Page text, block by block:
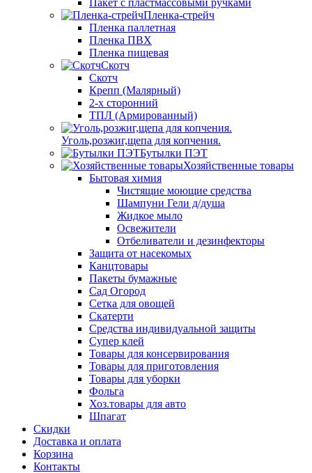
Пленка-стрейч
Пленка паллетная
Пленка ПВХ
Пленка пищевая
Скотч
Скотч
Крепп (Малярный)
2-х сторонний
ТПЛ (Армированный)
Уголь,розжиг,щепа для копчения.
Бутылки ПЭТ
Хозяйственные товары
Бытовая химия
Чистящие моющие средства
Шампуни Гели д/душа
Жидкое мыло
Освежители
Отбеливатели и дезинфекторы
Защита от насекомых
Канцтовары
Пакеты бумажные
Сад Огород
Сетка для овощей
Скатерти
Средства индивидуальной защиты
Супер клей
Товары для консервирования
Товары для приготовления
Товары для уборки
Фольга
Хоз.товары для авто
Шпагат
Скидки
Доставка и оплата
Корзина
Контакты